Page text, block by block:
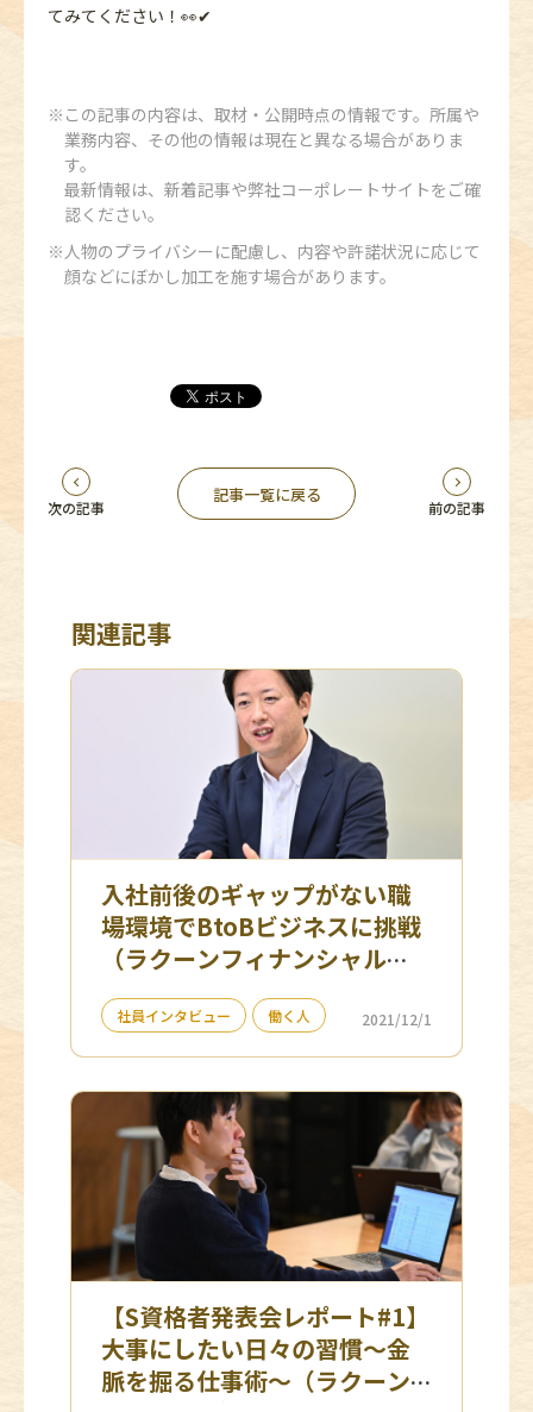
てみてください！👀✔
この記事の内容は、取材・公開時点の情報です。所属や
業務内容、その他の情報は現在と異なる場合がありま
す。
最新情報は、新着記事や弊社コーポレートサイトをご確
認ください。
人物のプライバシーに配慮し、内容や許諾状況に応じて
顔などにぼかし加工を施す場合があります。
次の記事
記事一覧に戻る
前の記事
関連記事
入社前後のギャップがない職
場環境でBtoBビジネスに挑戦
（ラクーンフィナンシャル
Paid推進部 セールスチーム）
社員インタビュー 働く人 2021/12/1
【S資格者発表会レポート#1】
大事にしたい日々の習慣～金
脈を掘る仕事術～（ラクーン